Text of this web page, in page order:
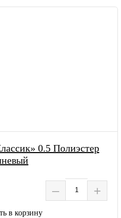
0.5 Полиэстер
– +
в корзину